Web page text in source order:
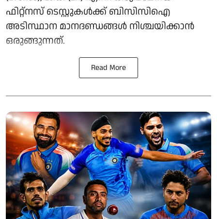
ഫിറ്റ്നസ് ടെസ്റ്റുകൾക്ക് ബിസിസിഐ
അടിസ്ഥാന മാനദണ്ഡങ്ങൾ നിശ്ചയിക്കാൻ
ഒരുങ്ങുന്നത്.
Read More